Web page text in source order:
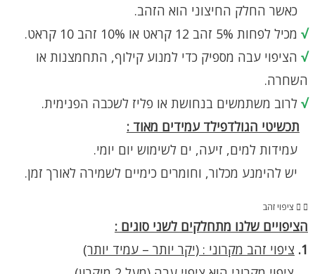
כאשר החלק החיצוני הוא הזהב.
√ מכיל לפחות 5% זהב 12 קראט או 10% זהב 10 קראט.
√ הציפוי עבה מספיק כדי למנוע קילוף, התחמצנות או
השחרה.
√ לרוב משתמשים בנחושת או פליז לשכבה הפנימית.
תכשיטי הגולדפילד עמידים מאוד :
עמידות למים, זיעה, ים לשימוש יום יומי.
יש להימנע מכלור, וחומרים כימיים לשמירה לאורך זמן.
ציפוי זהב
הציפויים שלנו מתחלקים לשני סוגים :
1. ציפוי זהב מקרוני : (יקר יותר – עמיד יותר)